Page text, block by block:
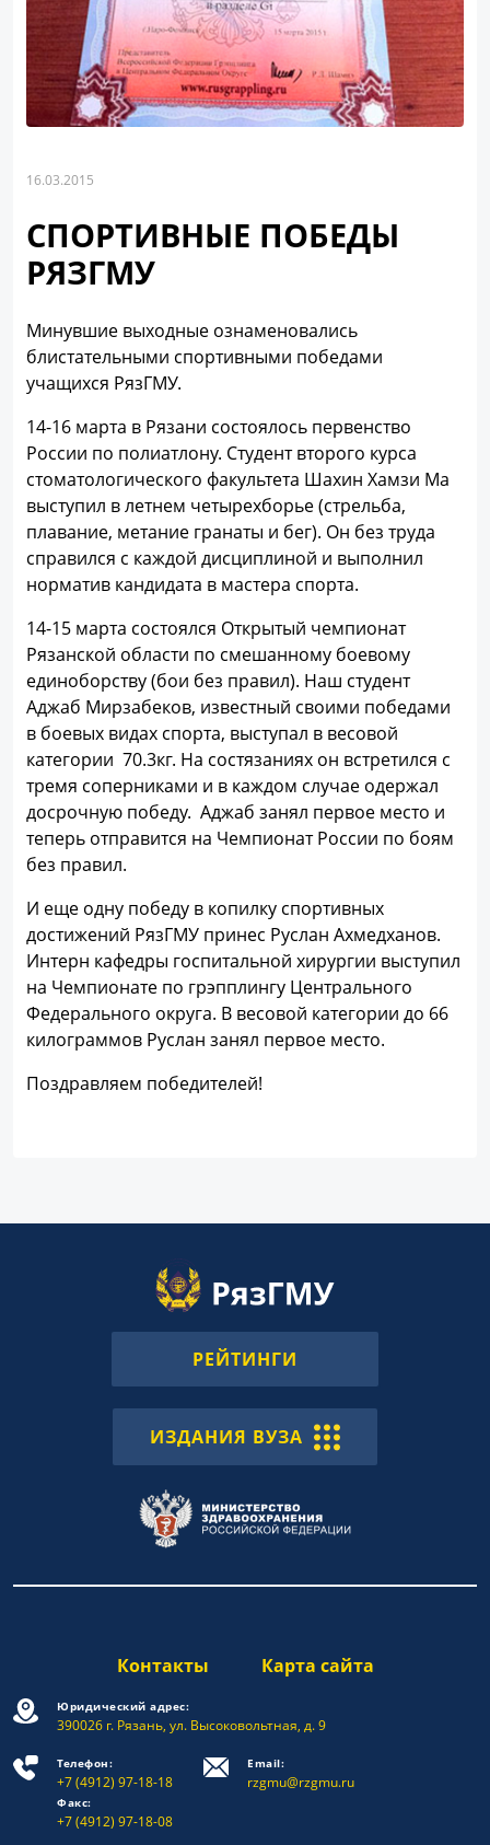
16.03.2015
СПОРТИВНЫЕ ПОБЕДЫ
РЯЗГМУ
Минувшие выходные ознаменовались
блистательными спортивными победами
учащихся РязГМУ.
14-16 марта в Рязани состоялось первенство
России по полиатлону. Студент второго курса
стоматологического факультета Шахин Хамзи Ма
выступил в летнем четырехборье (стрельба,
плавание, метание гранаты и бег). Он без труда
справился с каждой дисциплиной и выполнил
норматив кандидата в мастера спорта.
14-15 марта состоялся Открытый чемпионат
Рязанской области по смешанному боевому
единоборству (бои без правил). Наш студент
Аджаб Мирзабеков, известный своими победами
в боевых видах спорта, выступал в весовой
категории 70.3кг. На состязаниях он встретился с
тремя соперниками и в каждом случае одержал
досрочную победу. Аджаб занял первое место и
теперь отправится на Чемпионат России по боям
без правил.
И еще одну победу в копилку спортивных
достижений РязГМУ принес Руслан Ахмедханов.
Интерн кафедры госпитальной хирургии выступил
на Чемпионате по грэпплингу Центрального
Федерального округа. В весовой категории до 66
килограммов Руслан занял первое место.
Поздравляем победителей!
РЕЙТИНГИ
ИЗДАНИЯ ВУЗА
Контакты Карта сайта
Юридический адрес:
390026 г. Рязань, ул. Высоковольтная, д. 9
Телефон:
+7 (4912) 97-18-18
Факс:
+7 (4912) 97-18-08
Email:
rzgmu@rzgmu.ru